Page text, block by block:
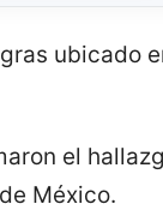
ubicado
el
México.